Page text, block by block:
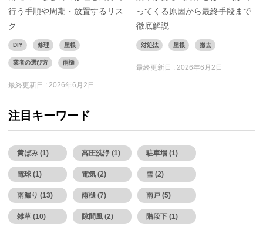
行う手順や周期・放置するリス
ク
DIY 修理 屋根
業者の選び方 雨樋
最終更新日 : 2026年6月2日
ってくる原因から最終手段まで
徹底解説
対処法 屋根 撤去
最終更新日 :2026年6月2日
注目キーワード
黄ばみ (1) 高圧洗浄 (1) 駐車場 (1)
電球 (1) 電気 (2) 雪 (2)
雨漏り (13) 雨樋 (7) 雨戸 (5)
雑草 (10) 隙間風 (2) 階段下 (1)